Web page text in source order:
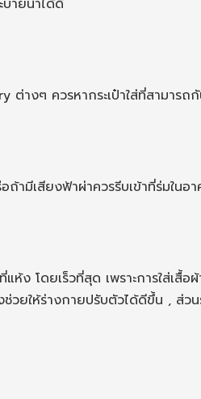
บายน้ำได้ดี
ต่างๆ ควรหากระเป๋าใส่ที่สามารถ
มีเสียงฟ้าผ่าควรรีบเข้าที่ร่มในอา
ห้ง โดยเร็วที่สุด เพราะการใส่เ
ยให้ร่างกายปรับตัวได้ดีขึ้น , ส่ว